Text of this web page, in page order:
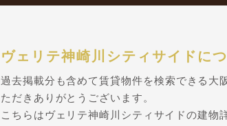
ヴェリテ神崎川シティサイドに
過去掲載分も含めて賃貸物件を検索できる大
ただきありがとうございます。
こちらはヴェリテ神崎川シティサイドの建物